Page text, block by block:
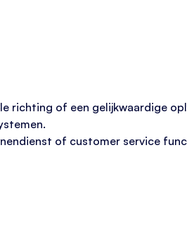
richting of een gelijkwaardige
of customer service